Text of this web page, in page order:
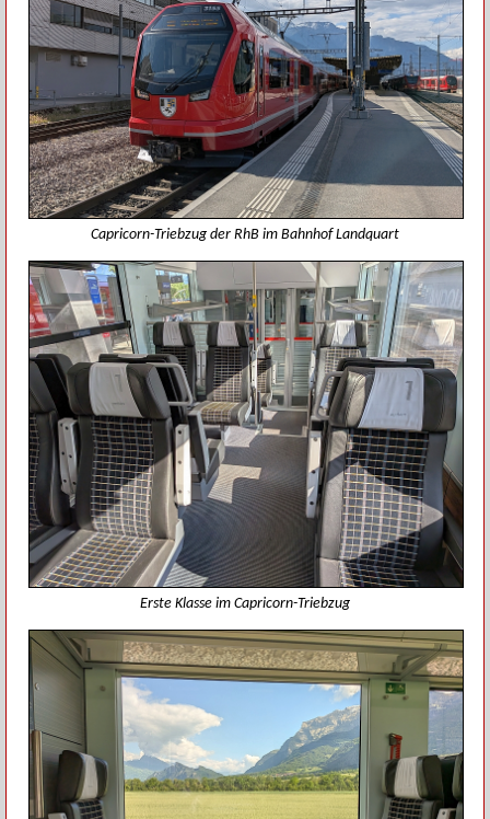
Capricorn-Triebzug der RhB im Bahnhof Landquart
Erste Klasse im Capricorn-Triebzug